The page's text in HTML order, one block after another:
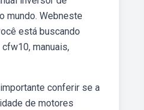
mundo. Webneste
está buscando
manuais,
conferir se a
de motores